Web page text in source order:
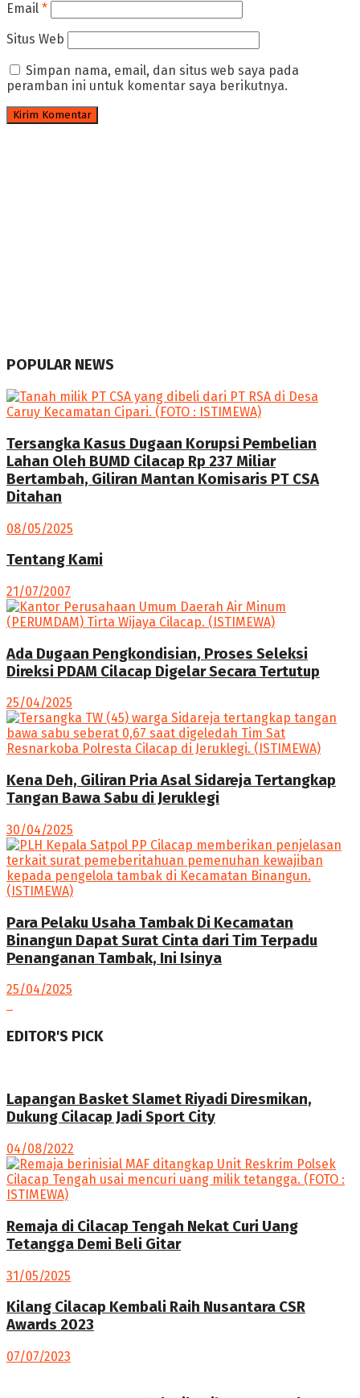
Email *
Situs Web
Simpan nama, email, dan situs web saya pada
peramban ini untuk komentar saya berikutnya.
POPULAR NEWS
Tersangka Kasus Dugaan Korupsi Pembelian
Lahan Oleh BUMD Cilacap Rp 237 Miliar
Bertambah, Giliran Mantan Komisaris PT CSA
Ditahan
08/05/2025
Tentang Kami
21/07/2007
Ada Dugaan Pengkondisian, Proses Seleksi
Direksi PDAM Cilacap Digelar Secara Tertutup
25/04/2025
Kena Deh, Giliran Pria Asal Sidareja Tertangkap
Tangan Bawa Sabu di Jeruklegi
30/04/2025
Para Pelaku Usaha Tambak Di Kecamatan
Binangun Dapat Surat Cinta dari Tim Terpadu
Penanganan Tambak, Ini Isinya
25/04/2025
EDITOR'S PICK
Lapangan Basket Slamet Riyadi Diresmikan,
Dukung Cilacap Jadi Sport City
04/08/2022
Remaja di Cilacap Tengah Nekat Curi Uang
Tetangga Demi Beli Gitar
31/05/2025
Kilang Cilacap Kembali Raih Nusantara CSR
Awards 2023
07/07/2023